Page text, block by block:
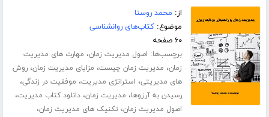
از: محمد روستا
موضوع:کتاب‌های روانشناسی
۶۰ صفحه
برچسب‌ها: اصول مدیریت زمان، مهارت های مدیریت
زمان، مدیریت زمان چیست، مزایای مدیریت زمان،روش
های مدیریتی، استراتژی مدیریت، موفقیت در زندگی،
رسیدن به آرزوها، مدیریت زمان،دانلود کتاب مدیریت،
اصول مدیریت زمان، تکنیک های مدیریت زمان،